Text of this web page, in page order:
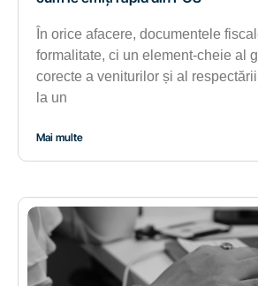
În orice afacere, documentele
formalitate, ci un element-cheie al
corecte a veniturilor și al
la un
Mai multe